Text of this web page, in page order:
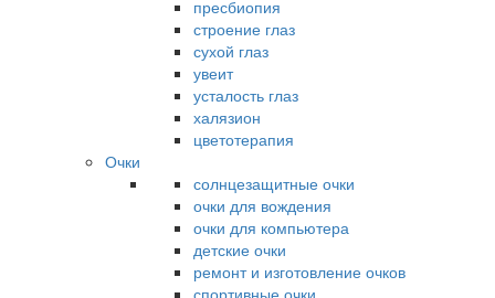
пресбиопия
строение глаз
сухой глаз
увеит
усталость глаз
халязион
цветотерапия
Очки
солнцезащитные очки
очки для вождения
очки для компьютера
детские очки
ремонт и изготовление очков